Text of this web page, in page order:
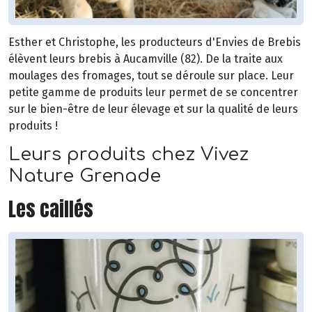
Esther et Christophe, les producteurs d'Envies de Brebis
élèvent leurs brebis à Aucamville (82). De la traite aux
moulages des fromages, tout se déroule sur place. Leur
petite gamme de produits leur permet de se concentrer
sur le bien-être de leur élevage et sur la qualité de leurs
produits !
Leurs produits chez Vivez
Nature Grenade
Les caillés